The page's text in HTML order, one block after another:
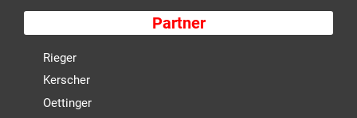
Partner
Rieger
Kerscher
Oettinger